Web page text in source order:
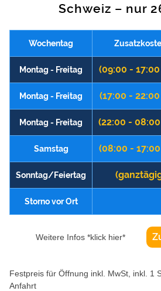
Schweiz – nur
Wochentag
Montag - Freitag (09:00 -
Montag - Freitag (17:00 -
Montag - Freitag (22:00 -
Samstag (08:00 -
Sonntag/Feiertag
Storno vor Ort
Weitere Infos *klick hier*
Festpreis für Öffnung inkl. MwSt, inkl. 1
Anfahrt